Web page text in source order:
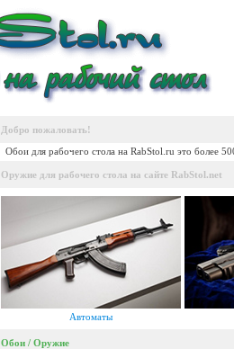
Добро пожаловать!
Обои для рабочего стола на RabStol.ru это более
Оружие для рабочего стола на сайте RabStol.net
Автоматы
Обои / Оружие